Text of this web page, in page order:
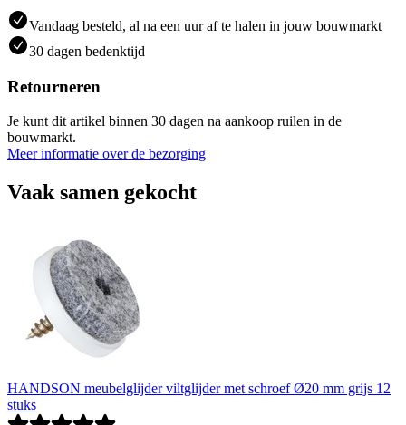
Vandaag besteld, al na een uur af te halen in jouw bouwmarkt
30 dagen bedenktijd
Retourneren
Je kunt dit artikel binnen 30 dagen na aankoop ruilen in de
bouwmarkt.
Meer informatie over de bezorging
Vaak samen gekocht
HANDSON meubelglijder viltglijder met schroef Ø20 mm grijs 12
stuks